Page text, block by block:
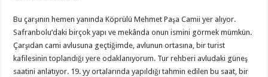
Bu çarşının hemen yanında Köprülü Mehmet Paşa Camii yer alıyor.
Safranbolu’daki birçok yapı ve mekânda onun ismini görmek mümkün.
Çarşıdan cami avlusuna geçtiğimde, avlunun ortasına, bir turist
kafilesinin toplandığı yere odaklanıyorum. Tur rehberi avludaki güneş
saatini anlatıyor. 19. yy ortalarında yapıldığı tahmin edilen bu saat, bir